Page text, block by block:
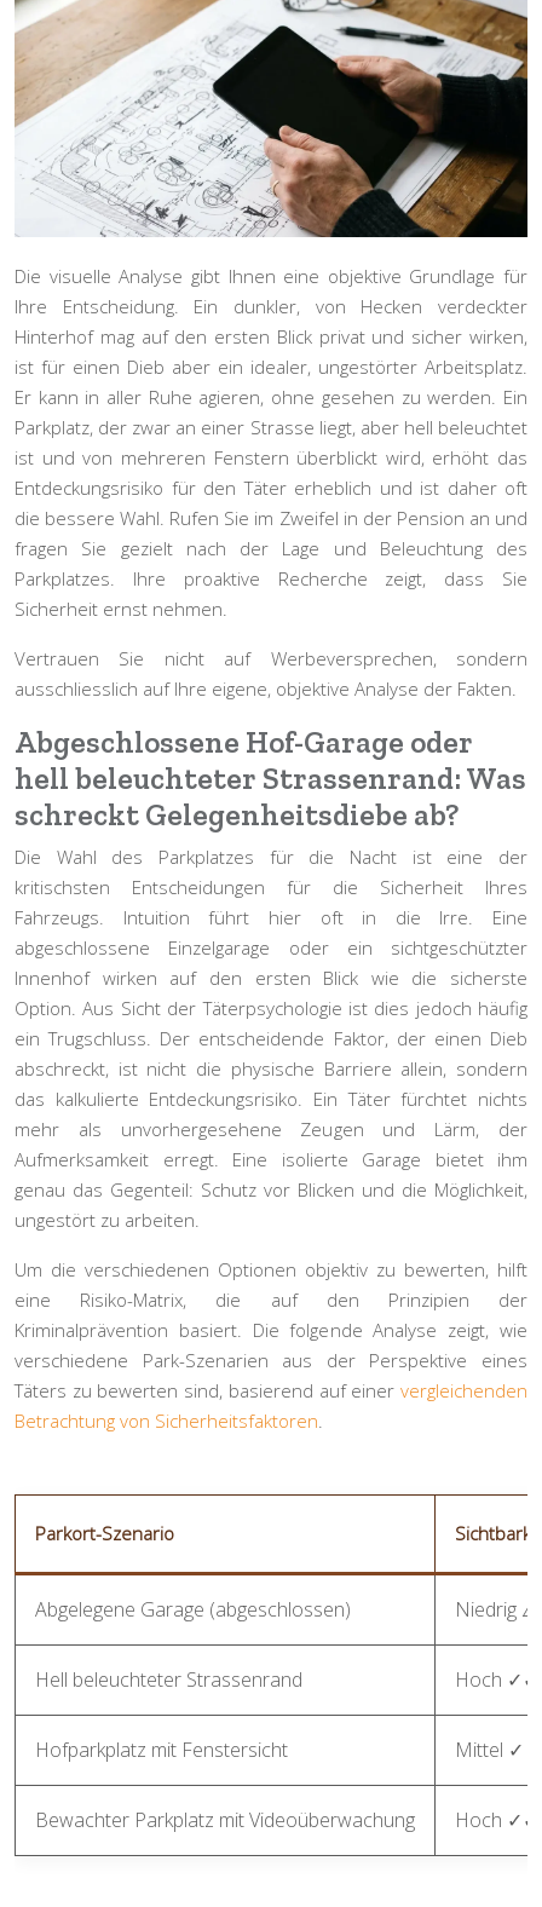
Die visuelle Analyse gibt Ihnen eine objektive Grundlage für
Ihre Entscheidung. Ein dunkler, von Hecken verdeckter
Hinterhof mag auf den ersten Blick privat und sicher wirken,
ist für einen Dieb aber ein idealer, ungestörter Arbeitsplatz.
Er kann in aller Ruhe agieren, ohne gesehen zu werden. Ein
Parkplatz, der zwar an einer Strasse liegt, aber hell beleuchtet
ist und von mehreren Fenstern überblickt wird, erhöht das
Entdeckungsrisiko für den Täter erheblich und ist daher oft
die bessere Wahl. Rufen Sie im Zweifel in der Pension an und
fragen Sie gezielt nach der Lage und Beleuchtung des
Parkplatzes. Ihre proaktive Recherche zeigt, dass Sie
Sicherheit ernst nehmen.
Vertrauen Sie nicht auf Werbeversprechen, sondern
ausschliesslich auf Ihre eigene, objektive Analyse der Fakten.
Abgeschlossene Hof-Garage oder
hell beleuchteter Strassenrand: Was
schreckt Gelegenheitsdiebe ab?
Die Wahl des Parkplatzes für die Nacht ist eine der
kritischsten Entscheidungen für die Sicherheit Ihres
Fahrzeugs. Intuition führt hier oft in die Irre. Eine
abgeschlossene Einzelgarage oder ein sichtgeschützter
Innenhof wirken auf den ersten Blick wie die sicherste
Option. Aus Sicht der Täterpsychologie ist dies jedoch häufig
ein Trugschluss. Der entscheidende Faktor, der einen Dieb
abschreckt, ist nicht die physische Barriere allein, sondern
das kalkulierte Entdeckungsrisiko . Ein Täter fürchtet nichts
mehr als unvorhergesehene Zeugen und Lärm, der
Aufmerksamkeit erregt. Eine isolierte Garage bietet ihm
genau das Gegenteil: Schutz vor Blicken und die Möglichkeit,
ungestört zu arbeiten.
Um die verschiedenen Optionen objektiv zu bewerten, hilft
eine Risiko-Matrix, die auf den Prinzipien der
Kriminalprävention basiert. Die folgende Analyse zeigt, wie
verschiedene Park-Szenarien aus der Perspektive eines
Täters zu bewerten sind, basierend auf einer vergleichenden
Betrachtung von Sicherheitsfaktoren
Parkort-Szenario
Abgelegene Garage (abgeschlossen) Niedrig ⚠️
Hell beleuchteter Strassenrand Hoch ✓✓
Hofparkplatz mit Fenstersicht Mittel ✓
Bewachter Parkplatz mit Videoüberwachung Hoch ✓✓